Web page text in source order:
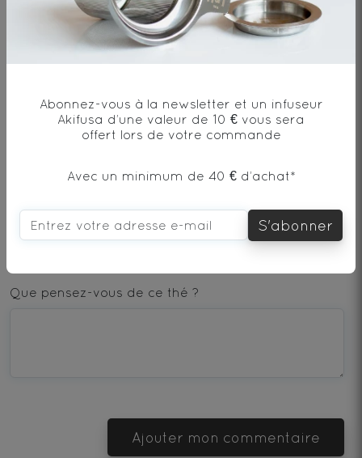
27€
star
—
—
stars
Que pensez-vous de ce thé ?
Ajouter mon commentaire
Abonnez-vous à la newsletter et un infuseur
Akifusa d’une valeur de 10 € vous sera
offert lors de votre commande
Avec un minimum de 40 € d’achat*
S'abonner